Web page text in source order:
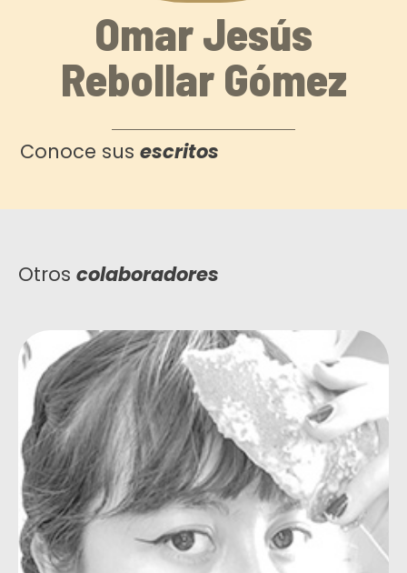
Omar Jesús
Rebollar Gómez
Conoce susescritos
Otros colaboradores